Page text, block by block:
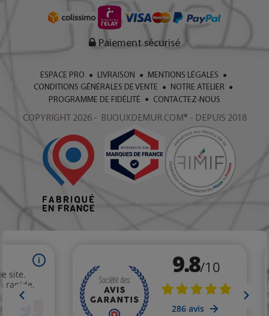
Paiement sécurisé
ESPACE PRO LIVRAISON
MENTIONS LÉGALES
CONDITIONS GÉNÉRALES DE VENTE
NOTRE ATELIER
PROGRAMME DE FIDÉLITÉ
CONTACTEZ-NOUS
COPYRIGHT 2026 - BIJOUXDEMUR.COM® - DEPUIS 2018